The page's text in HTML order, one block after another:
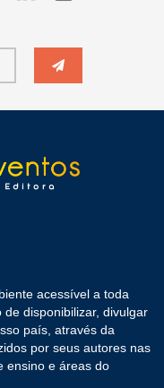
acessível a toda
disponibilizar, divulgar
país, através da
por seus autores nas
ensino e áreas do